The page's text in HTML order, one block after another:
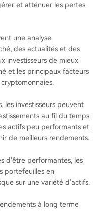
et atténuer les pertes
une analyse
des actualités et des
investisseurs de mieux
et les principaux facteurs
les investisseurs peuvent
au fil du temps.
actifs peu performants et
de meilleurs rendements.
d'être performantes, les
portefeuilles en
sur une variété d'actifs.
à long terme